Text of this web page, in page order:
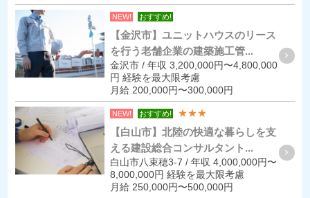
NEW! おすすめ!
【金沢市】ユニットハウスのリース
を行う老舗企業の建築施工管...
金沢市 / 年収 3,200,000円〜4,800,000
円 経験を最大限考慮
月給 200,000円〜300,000円
NEW! おすすめ! ★★★
【白山市】北陸の快適な暮らしを支
える建設総合コンサルタント...
白山市八束穂3-7 / 年収 4,000,000円〜
8,000,000円 経験を最大限考慮
月給 250,000円〜500,000円